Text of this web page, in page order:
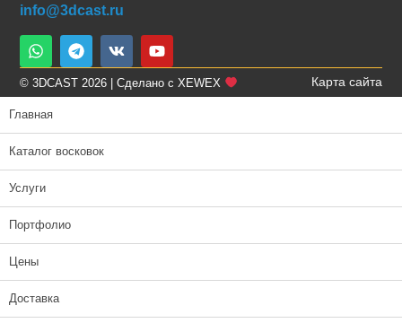
info@3dcast.ru
© 3DCAST 2026 | Сделано с XEWEX Карта сайта
Главная
Каталог восковок
Услуги
Портфолио
Цены
Доставка